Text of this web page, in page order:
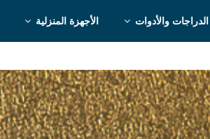
الدراجات والأدوات الأجهزة المنزلية